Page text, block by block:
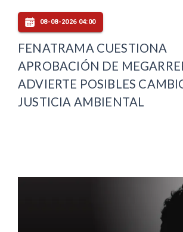
08-08-2026 04:00
FENATRAMA CUESTIONA
APROBACIÓN DE
ADVIERTE POSIBLES
JUSTICIA AMBIENTAL